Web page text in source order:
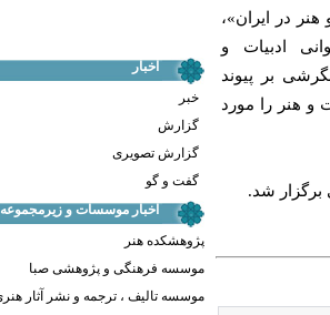
اخبار
خبر
گزارش
گزارش تصویری
گفت و گو
اخبار موسسات و زیرمجموعه
پژوهشکده هنر
موسسه فرهنگی و پژوهشی صبا
موسسه تالیف ، ترجمه و نشر آثار
در ايران»،
ادبيات و
بر پيوند
و هنر را مورد